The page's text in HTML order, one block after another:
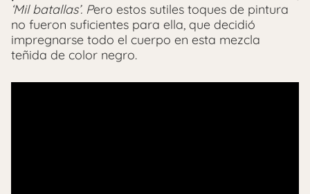
‘Mil batallas’. Pero estos sutiles toques de pintura
no fueron suficientes para ella, que decidió
impregnarse todo el cuerpo en esta mezcla
teñida de color negro.